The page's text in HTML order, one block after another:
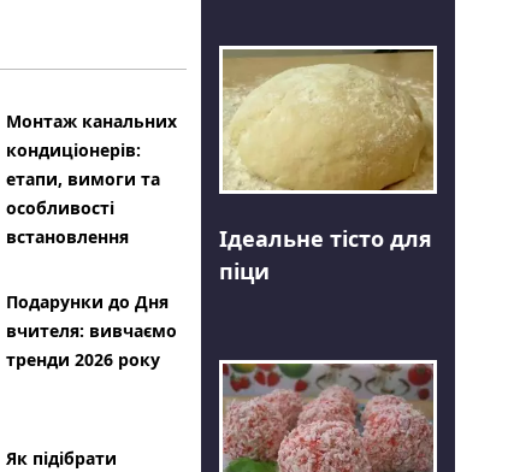
Монтаж канальних
кондиціонерів:
етапи, вимоги та
особливості
встановлення
Подарунки до Дня
вчителя: вивчаємо
тренди 2026 року
Як підібрати
Ідеальне тісто для
піци